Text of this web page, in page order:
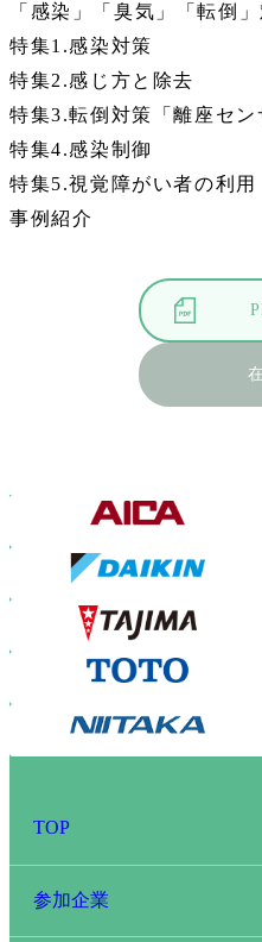
「感染」「臭気」「転倒
特集1.感染対策
特集2.感じ方と除去
特集3.転倒対策「離座セン
特集4.感染制御
特集5.視覚障がい者の利用
事例紹介
TOP
参加企業